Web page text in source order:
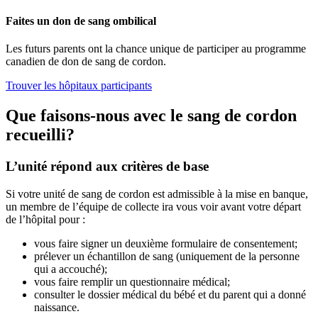
Faites un don de sang ombilical
Les futurs parents ont la chance unique de participer au programme
canadien de don de sang de cordon.
Trouver les hôpitaux participants
Que faisons-nous avec le sang de cordon
recueilli?
L’unité répond aux critères de base
Si votre unité de sang de cordon est admissible à la mise en banque,
un membre de l’équipe de collecte ira vous voir avant votre départ
de l’hôpital pour :
vous faire signer un deuxième formulaire de consentement;
prélever un échantillon de sang (uniquement de la personne
qui a accouché);
vous faire remplir un questionnaire médical;
consulter le dossier médical du bébé et du parent qui a donné
naissance.